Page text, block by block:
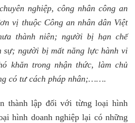
nghiệp, công nhân công an
vị thuộc Công an nhân dân Việt
thành niên; người bị hạn chế
sự; người bị mất năng lực hành vi
khăn trong nhận thức, làm chủ
có tư cách pháp nhân;…….
thành lập đối với từng loại hình
hình doanh nghiệp lại có những